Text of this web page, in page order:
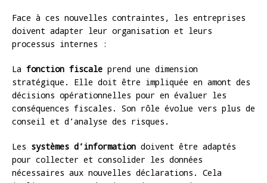
Face à ces nouvelles contraintes, les entreprises
doivent adapter leur organisation et leurs
processus internes :
La fonction fiscale prend une dimension
stratégique. Elle doit être impliquée en amont des
décisions opérationnelles pour en évaluer les
conséquences fiscales. Son rôle évolue vers plus de
conseil et d’analyse des risques.
Les systèmes d’information doivent être adaptés
pour collecter et consolider les données
nécessaires aux nouvelles déclarations. Cela